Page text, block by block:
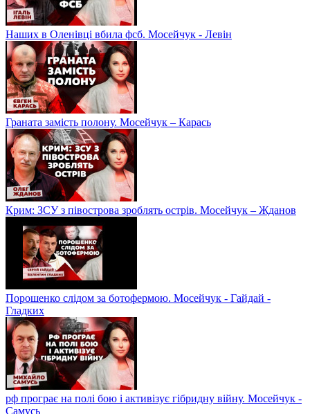
Наших в Оленівці вбила фсб. Мосейчук - Левін
Граната замість полону. Мосейчук – Карась
Крим: ЗСУ з півострова зроблять острів. Мосейчук – Жданов
Порошенко слідом за ботофермою. Мосейчук - Гайдай -
Гладких
рф програє на полі бою і активізує гібридну війну. Мосейчук -
Самусь